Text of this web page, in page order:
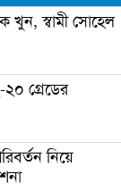
করতে গিয়ে ২
ভাঙচুর,
খুন, স্বামী সোহেল
গ্রেডের
নিয়ে